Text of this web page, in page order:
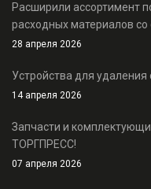
Расширили ассортимент
расходных материалов
28 апреля 2026
Устройства для
14 апреля 2026
Запчасти и
ТОРГПРЕСС!
07 апреля 2026